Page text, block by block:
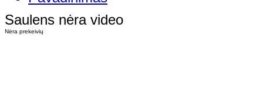
Saulens nėra video
Nėra prekeivių